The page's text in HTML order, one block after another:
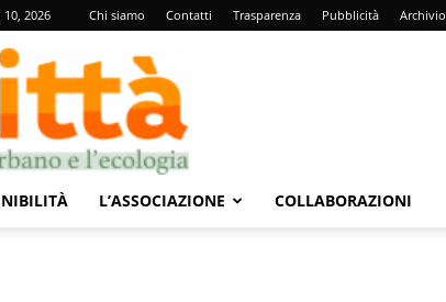
2026 Chi siamo Contatti Trasparenza Pubblicità Archivio
L’ASSOCIAZIONE COLLABORAZIONI